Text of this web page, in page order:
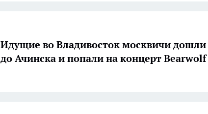
Идущие во Владивосток москвичи дошли
до Ачинска и попали на концерт Bearwolf